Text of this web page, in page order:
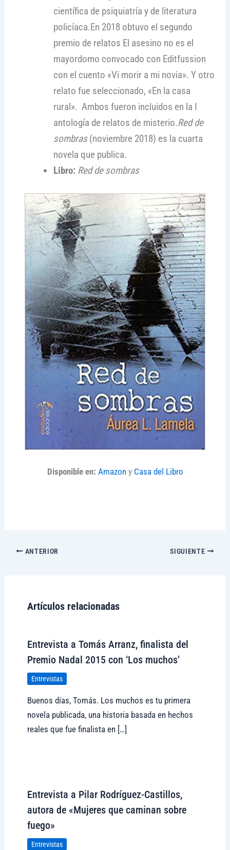
científica de psiquiatría y de literatura
policíaca.En 2018 obtuvo el segundo
premio de relatos El asesino no es el
mayordomo convocado con Editfussion
con el cuento «Vi morir a mi novia». Y otro
relato fue seleccionado, «En la casa
rural». Ambos fueron incluidos en la I
antología de relatos de misterio.Red de
sombras(noviembre 2018) es la cuarta
novela que publica.
Libro: Red de sombras
Disponible en: Amazon y Casa del Libro
ANTERIOR SIGUIENTE
Artículos relacionadas
Entrevista a Tomás Arranz, finalista del
Premio Nadal 2015 con ‘Los muchos’
Entrevistas
Buenos días, Tomás. Los muchos es tu primera
novela publicada, una historia basada en hechos
reales que fue finalista en […]
Entrevista a Pilar Rodríguez-Castillos,
autora de «Mujeres que caminan sobre
fuego»
Entrevistas